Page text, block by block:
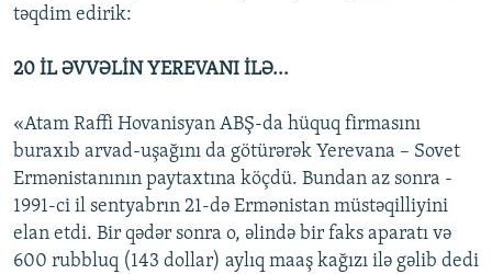
təqdim edirik:
20 İL ƏVVƏLİN YEREVANI İLƏ...
«Atam Raffi Hovanisyan ABŞ-da hüquq firmasını
buraxıb arvad-uşağını da götürərək Yerevana – Sovet
Ermənistanının paytaxtına köçdü. Bundan az sonra -
1991-ci il sentyabrın 21-də Ermənistan müstəqilliyini
elan etdi. Bir qədər sonra o, əlində bir faks aparatı və
600 rubbluq (143 dollar) aylıq maaş kağızı ilə gəlib dedi